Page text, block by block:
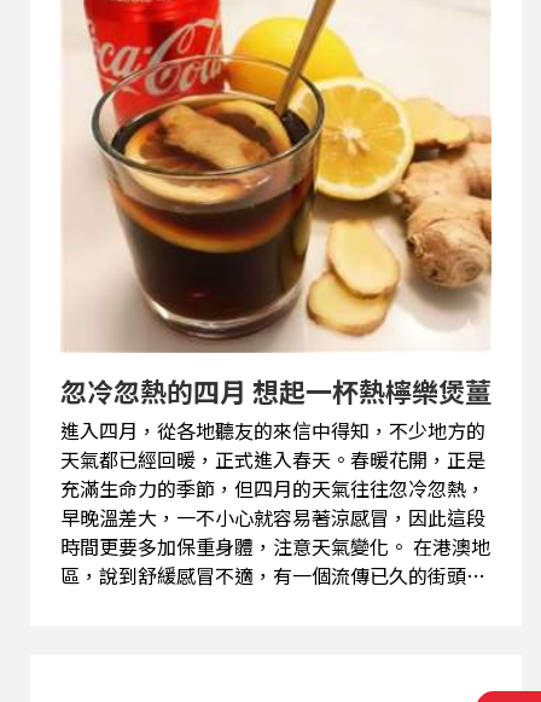
應，也代表大家真的有在聽節目，實在令人開心。
謝謝大家的支持，也希望未來繼續和大家一起，
「粵」學「粵」有趣。
忽冷忽熱的四月 想起一杯熱檸樂煲薑
進入四月，從各地聽友的來信中得知，不少地方的
天氣都已經回暖，正式進入春天。春暖花開，正是
充滿生命力的季節，但四月的天氣往往忽冷忽熱，
早晚溫差大，一不小心就容易著涼感冒，因此這段
時間更要多加保重身體，注意天氣變化。 在港澳地
區，說到舒緩感冒不適，有一個流傳已久的街頭偏
檔，一杯熱檸樂的售價約一元港幣，在調景嶺則是